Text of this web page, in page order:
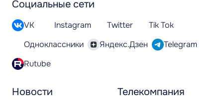
Новости Телекомпания
Социальные сети
VK Instagram Twitter
Tik Tok
Одноклассники
Яндекс.Дзен
Telegram
Rutube